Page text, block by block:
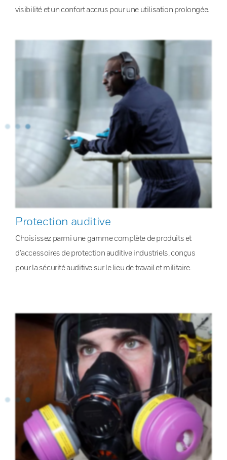
visibilité et un confort accrus pour une utilisation prolongée.
Protection auditive
Choisissez parmi une gamme complète de produits et
d’accessoires de protection auditive industriels, conçus
pour la sécurité auditive sur le lieu de travail et militaire.